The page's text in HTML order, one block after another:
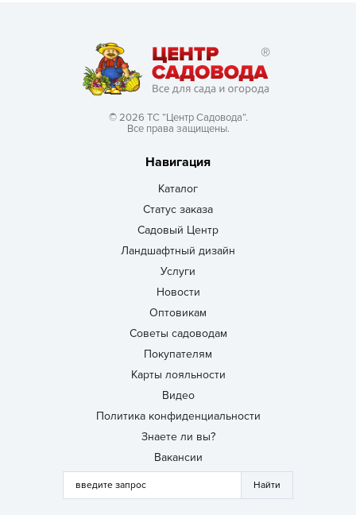
© 2026 ТС “Центр Садовода”.
Все права защищены.
Навигация
Каталог
Статус заказа
Садовый Центр
Ландшафтный дизайн
Услуги
Новости
Оптовикам
Советы садоводам
Покупателям
Карты лояльности
Видео
Политика конфиденциальности
Знаете ли вы?
Вакансии